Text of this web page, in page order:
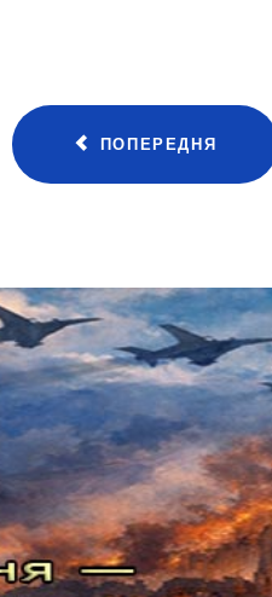
ПОПЕРЕДНЯ